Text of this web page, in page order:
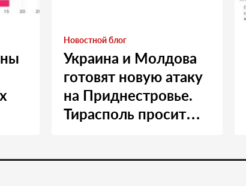
Новостной блог
Украина и Молдова
готовят новую атаку
на Приднестровье.
Тирасполь просит